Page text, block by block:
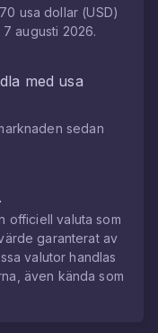
70 usa dollar (USD)
7 augusti 2026.
med usa
sedan
officiell valuta som
garanterat av
valutor handlas
även kända som